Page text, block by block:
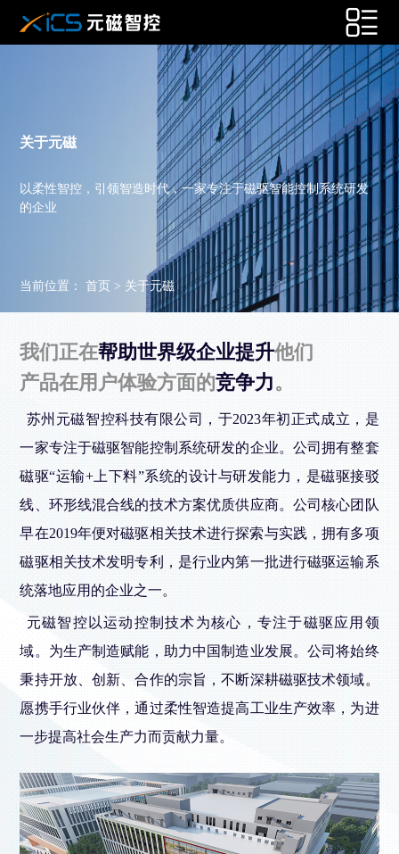
关于元磁
以柔性智控，引领智造时代，一家专注于磁驱智能控制系统研发
的企业
当前位置：首页 > 关于元磁
我们正在帮助世界级企业提升他们
产品在用户体验方面的竞争力。
苏州元磁智控科技有限公司，于2023年初正式成立，是
一家专注于磁驱智能控制系统研发的企业。公司拥有整套
磁驱“运输+上下料”系统的设计与研发能力，是磁驱接驳
线、环形线混合线的技术方案优质供应商。公司核心团队
早在2019年便对磁驱相关技术进行探索与实践，拥有多项
磁驱相关技术发明专利，是行业内第一批进行磁驱运输系
统落地应用的企业之一。
元磁智控以运动控制技术为核心，专注于磁驱应用领
域。为生产制造赋能，助力中国制造业发展。公司将始终
秉持开放、创新、合作的宗旨，不断深耕磁驱技术领域。
愿携手行业伙伴，通过柔性智造提高工业生产效率，为进
一步提高社会生产力而贡献力量。